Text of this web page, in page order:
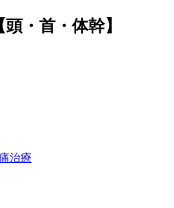
・首・体幹】
治療